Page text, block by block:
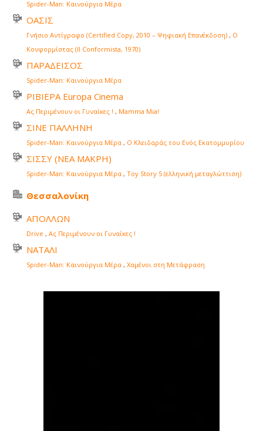
Spider-Man: Καινούργια Μέρα
ΟΑΣΙΣ
Γνήσιο Αντίγραφο (Certified Copy, 2010 – Ψηφιακή Επανέκδοση) , Ο
Κονφορμίστας (Il Conformista, 1970)
ΠΑΡΑΔΕΙΣΟΣ
Spider-Man: Καινούργια Μέρα
ΡΙΒΙΕΡΑ Europa Cinema
Ας Περιμένουν οι Γυναίκες ! , Mamma Mia!
ΣΙΝΕ ΠΑΛΛΗΝΗ
Spider-Man: Καινούργια Μέρα , Ο Κλειδαράς του Ενός Εκατομμυρίου
ΣΙΣΣΥ (ΝΕΑ ΜΑΚΡΗ)
Spider-Man: Καινούργια Μέρα , Toy Story 5 (ελληνική μεταγλώττιση)
Θεσσαλονίκη
ΑΠΟΛΛΩΝ
Drive , Ας Περιμένουν οι Γυναίκες !
ΝΑΤΑΛΙ
Spider-Man: Καινούργια Μέρα , Χαμένοι στη Μετάφραση